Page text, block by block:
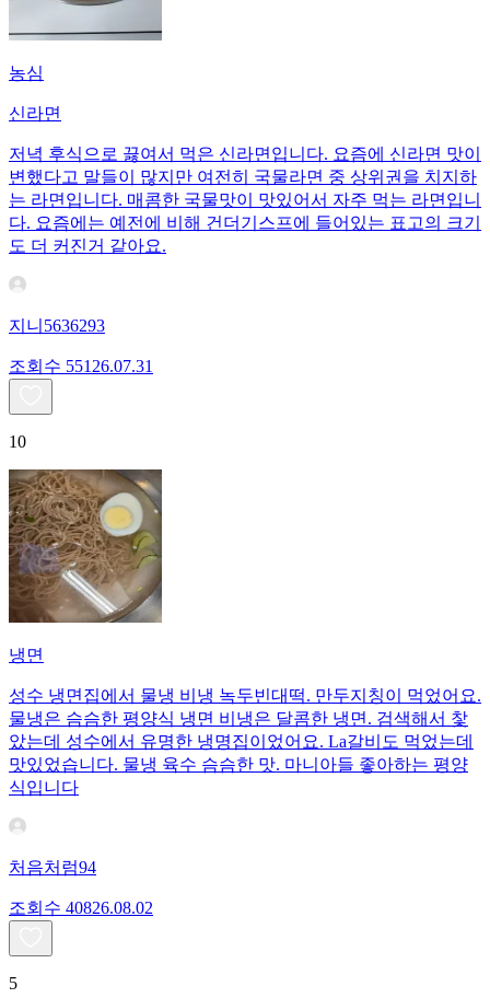
농심
신라면
저녁 후식으로 끓여서 먹은 신라면입니다. 요즘에 신라면 맛이
변했다고 말들이 많지만 여전히 국물라면 중 상위권을 치지하
는 라면입니다. 매콤한 국물맛이 맛있어서 자주 먹는 라면입니
다. 요즘에는 예전에 비해 건더기스프에 들어있는 표고의 크기
도 더 커진거 같아요.
지니5636293
조회수 551 26.07.31
10
냉면
성수 냉면집에서 물냉 비냉 녹두빈대떡. 만두지칭이 먹었어요.
물냉은 슴슴한 평양식 냉면 비냉은 달콤한 냉면. 검색해서 찿
았는데 성수에서 유명한 냉명집이었어요. La갈비도 먹었는데
맛있었습니다. 물냉 육수 슴슴한 맛. 마니아들 좋아하는 평양
식입니다
처음처럼94
조회수 40826.08.02
5